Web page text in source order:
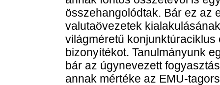
összehangolódtak. Bár ez az
valutaövezetek
világméretű
bizonyítékot. Tanulmányunk
bár az úgynevezett
annak mértéke az EMU-